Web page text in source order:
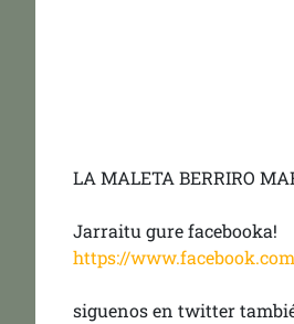
LA MALETA BERRIRO
Jarraitu gure facebooka!
https://
siguenos en twitter